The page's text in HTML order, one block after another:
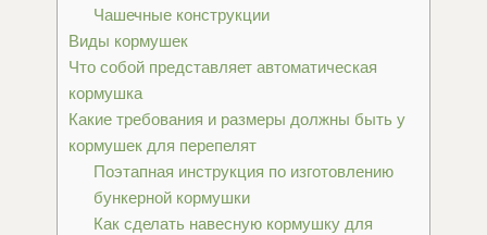
Чашечные конструкции
Виды кормушек
Что собой представляет автоматическая
кормушка
Какие требования и размеры должны быть у
кормушек для перепелят
Поэтапная инструкция по изготовлению
бункерной кормушки
Как сделать навесную кормушку для